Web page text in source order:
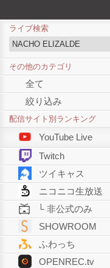
ライブ検索
その他のカテゴリ
全て
絞り込み
配信サイト別ランキング
YouTube Live
Twitch
ツイキャス
ニコニコ生放送
└ 非公式のみ
SHOWROOM
ふわっち
OPENREC.tv